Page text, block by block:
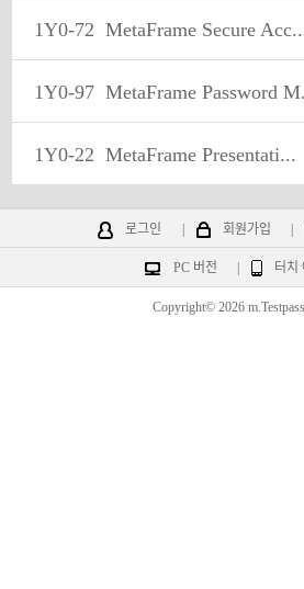
1Y0-72 MetaFrame Secure
1Y0-97 MetaFrame Password
1Y0-22 MetaFrame Presentati...
로그인 회원가입
PC 버전 터치
Copyright© 2026